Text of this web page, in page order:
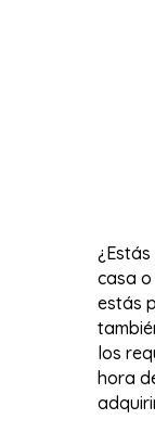
casa o
estás
los
hora